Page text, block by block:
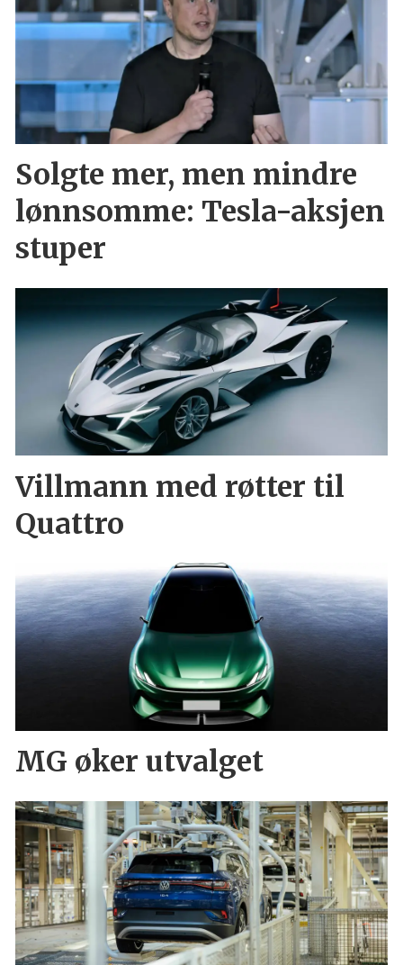
Solgte mer, men mindre
lønnsomme: Tesla-aksjen
stuper
Villmann med røtter til
Quattro
MG øker utvalget